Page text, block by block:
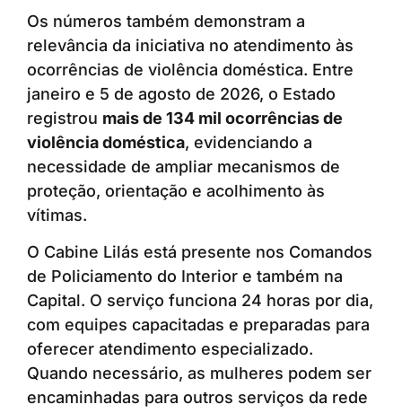
Os números também demonstram a
relevância da iniciativa no atendimento às
ocorrências de violência doméstica. Entre
janeiro e 5 de agosto de 2026, o Estado
registrou mais de 134 mil ocorrências de
violência doméstica, evidenciando a
necessidade de ampliar mecanismos de
proteção, orientação e acolhimento às
vítimas.
O Cabine Lilás está presente nos Comandos
de Policiamento do Interior e também na
Capital. O serviço funciona 24 horas por dia,
com equipes capacitadas e preparadas para
oferecer atendimento especializado.
Quando necessário, as mulheres podem ser
encaminhadas para outros serviços da rede